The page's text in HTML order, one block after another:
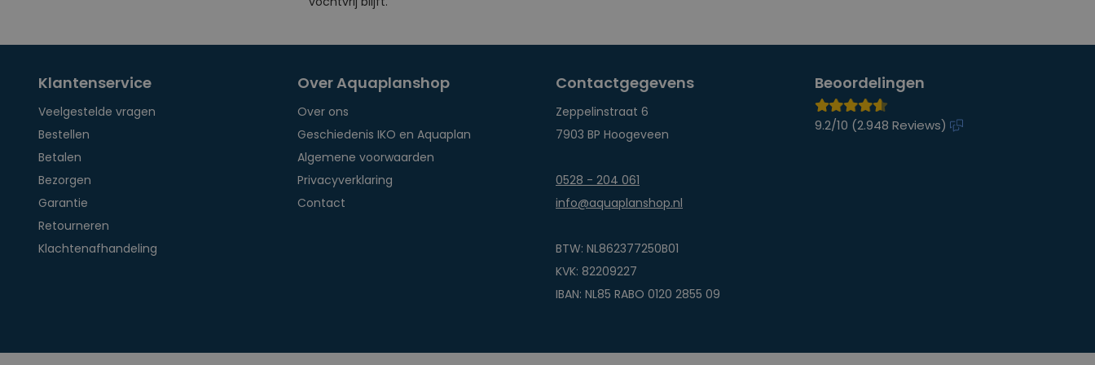
Klantenservice
Veelgestelde vragen
Bestellen
Betalen
Bezorgen
Garantie
Retourneren
Klachtenafhandeling
Over Aquaplanshop
Over ons
Geschiedenis IKO en Aquaplan
Algemene voorwaarden
Privacyverklaring
Contact
Contactgegevens
Zeppelinstraat 6
7903 BP Hoogeveen
0528 - 204 061
info@aquaplanshop.nl
BTW: NL862377250B01
KVK: 82209227
IBAN: NL85 RABO 0120 2855 09
Beoordelingen
9.2/10 (2.948 Reviews)